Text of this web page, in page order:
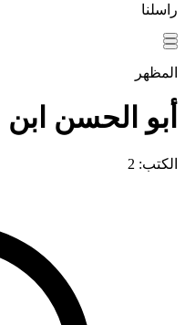
راسلنا
المظهر
أبو الحسن
الكتب: 2